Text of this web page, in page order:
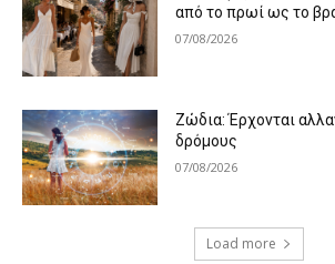
από το πρωί ως το
07/08/2026
Ζώδια: Έρχονται
δρόμους
07/08/2026
Load more